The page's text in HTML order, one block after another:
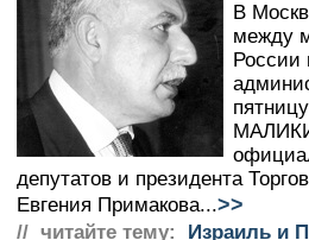
В
между
России
МАЛИКИ
депутатов и президента
Евгения Примакова...>>
// читайте тему: Израиль и